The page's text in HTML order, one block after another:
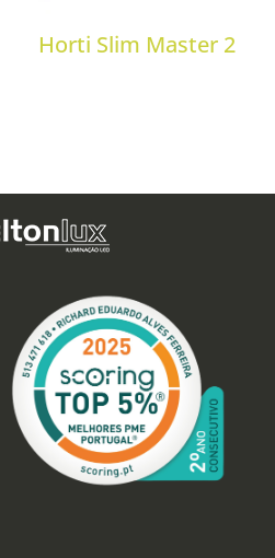
Horti Slim Master 2